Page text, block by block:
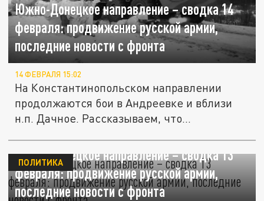
Южно-Донецкое направление – сводка 14
февраля: продвижение русской армии,
последние новости с фронта
14 ФЕВРАЛЯ 15:02
На Константинопольском направлении
продолжаются бои в Андреевке и вблизи
н.п. Дачное. Рассказываем, что...
Южно-Донецкое направление – сводка 13
февраля: продвижение русской армии,
последние новости с фронта
ПОЛИТИКА